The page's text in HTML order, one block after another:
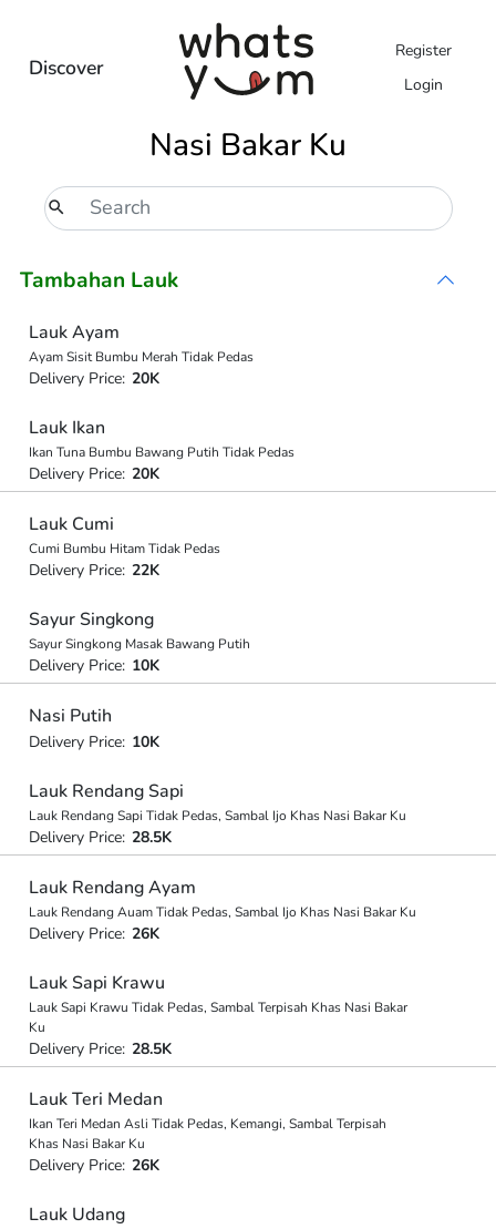
Discover
Register
Login
Nasi Bakar Ku
Tambahan Lauk
Lauk Ayam
Ayam Sisit Bumbu Merah Tidak Pedas
Delivery Price: 20K
Lauk Ikan
Ikan Tuna Bumbu Bawang Putih Tidak Pedas
Delivery Price: 20K
Lauk Cumi
Cumi Bumbu Hitam Tidak Pedas
Delivery Price: 22K
Sayur Singkong
Sayur Singkong Masak Bawang Putih
Delivery Price: 10K
Nasi Putih
Delivery Price: 10K
Lauk Rendang Sapi
Lauk Rendang Sapi Tidak Pedas, Sambal Ijo Khas Nasi Bakar Ku
Delivery Price: 28.5K
Lauk Rendang Ayam
Lauk Rendang Auam Tidak Pedas, Sambal Ijo Khas Nasi Bakar Ku
Delivery Price: 26K
Lauk Sapi Krawu
Lauk Sapi Krawu Tidak Pedas, Sambal Terpisah Khas Nasi Bakar
Ku
Delivery Price: 28.5K
Lauk Teri Medan
Ikan Teri Medan Asli Tidak Pedas, Kemangi, Sambal Terpisah
Khas Nasi Bakar Ku
Delivery Price: 26K
Lauk Udang